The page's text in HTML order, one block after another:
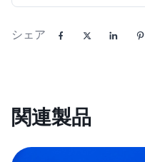
シェア
関連製品